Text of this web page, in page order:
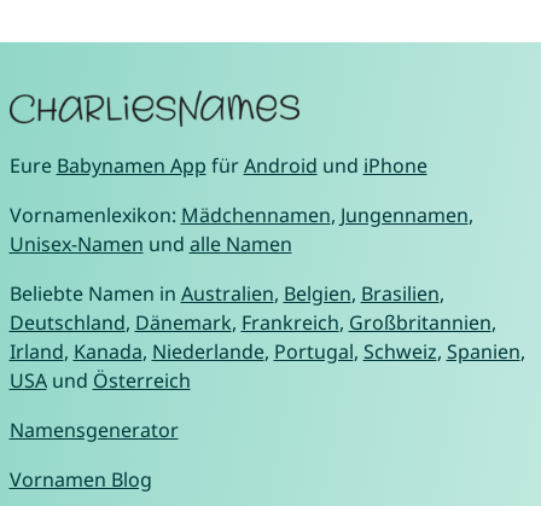
Eure Babynamen App fürAndroid und iPhone
Vornamenlexikon: Mädchennamen, Jungennamen,
Unisex-Namen und alle Namen
Beliebte Namen in Australien, Belgien, Brasilien,
Deutschland, Dänemark, Frankreich, Großbritannien,
Irland, Kanada, Niederlande, Portugal, Schweiz, Spanien,
USAund Österreich
Namensgenerator
Vornamen Blog